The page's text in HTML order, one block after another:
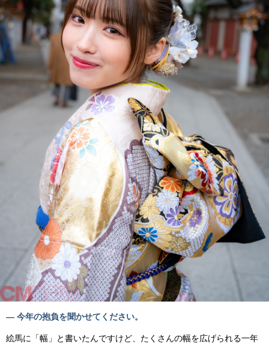
— 今年の抱負を聞かせてください。
絵馬に「幅」と書いたんですけど、たくさんの幅を広げられる一年